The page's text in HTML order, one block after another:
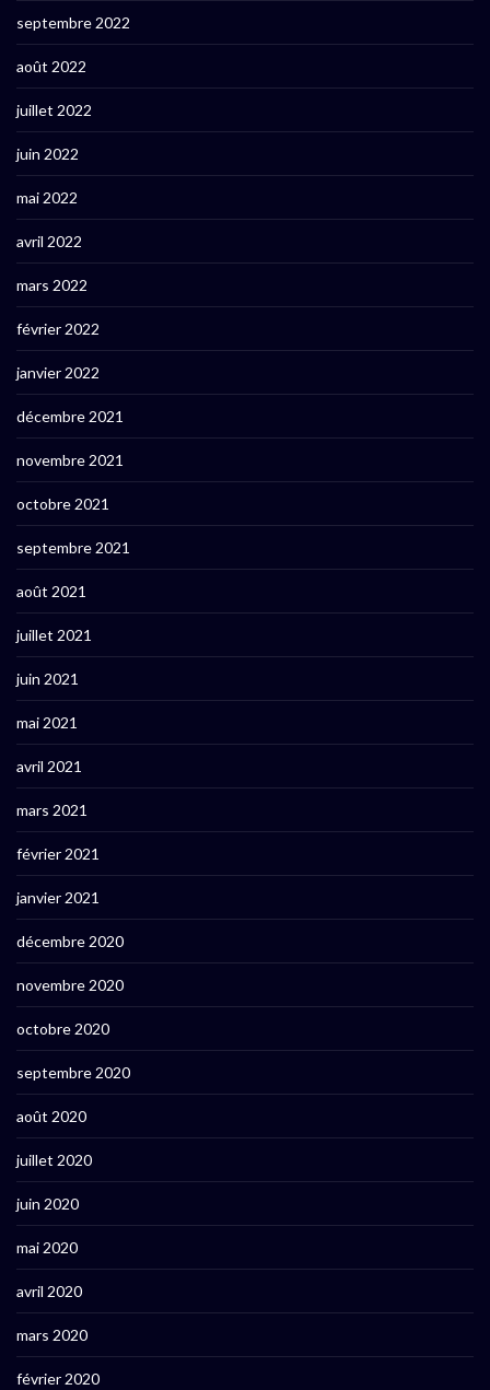
septembre 2022
août 2022
juillet 2022
juin 2022
mai 2022
avril 2022
mars 2022
février 2022
janvier 2022
décembre 2021
novembre 2021
octobre 2021
septembre 2021
août 2021
juillet 2021
juin 2021
mai 2021
avril 2021
mars 2021
février 2021
janvier 2021
décembre 2020
novembre 2020
octobre 2020
septembre 2020
août 2020
juillet 2020
juin 2020
mai 2020
avril 2020
mars 2020
février 2020